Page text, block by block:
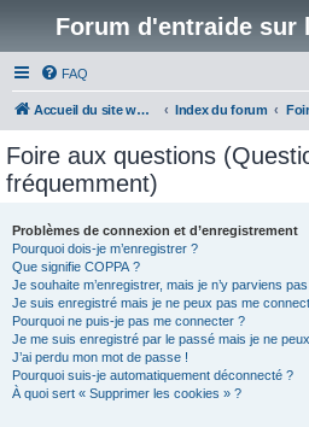
Forum d'entraide
FAQ
Accueil du site www.automutilations.info Index du forum
Foire aux questions
fréquemment)
Problèmes de connexion et d’enregistrement
Pourquoi dois-je m’enregistrer ?
Que signifie COPPA ?
Je souhaite m’enregistrer, mais je n’y parviens pas
Je suis enregistré mais je ne peux pas me
Pourquoi ne puis-je pas me connecter ?
Je me suis enregistré par le passé mais je ne
J’ai perdu mon mot de passe !
Pourquoi suis-je automatiquement déconnecté ?
À quoi sert « Supprimer les cookies » ?